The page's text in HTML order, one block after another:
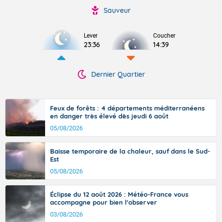
Sauveur
Lever
23:36
Coucher
14:39
Dernier Quartier
Feux de forêts : 4 départements méditerranéens
en danger très élevé dès jeudi 6 août
05/08/2026
Baisse temporaire de la chaleur, sauf dans le Sud-
Est
05/08/2026
Éclipse du 12 août 2026 : Météo-France vous
accompagne pour bien l'observer
03/08/2026